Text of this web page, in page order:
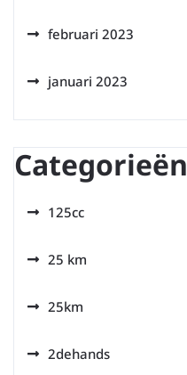
februari 2023
januari 2023
Categorieën
125cc
25 km
25km
2dehands